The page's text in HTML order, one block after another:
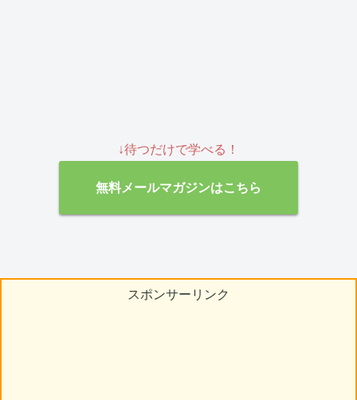
↓待つだけで学べる！
無料メールマガジンはこちら
スポンサーリンク